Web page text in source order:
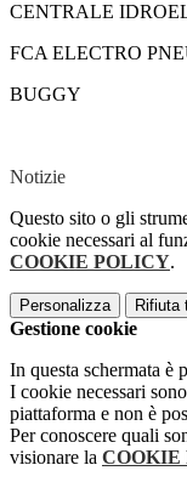
CENTRALE
FCA ELECTRO
BUGGY
Notizie
Questo sito o gli
cookie necessari al
COOKIE POLICY.
Personalizza Rifiuta
Gestione cookie
In questa schermata è
I cookie necessari
piattaforma e non è
Per conoscere quali
visionare la COOKIE